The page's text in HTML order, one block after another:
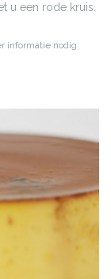
u een rode kruis.
informatie nodig